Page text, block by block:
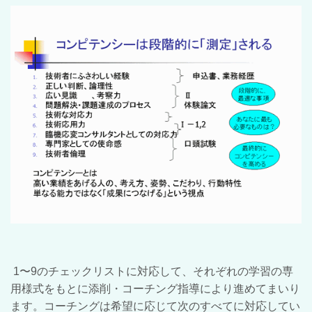
1〜9のチェックリストに対応して、それぞれの学習の専
用様式をもとに添削・コーチング指導により進めてまいり
ます。コーチングは希望に応じて次のすべてに対応してい